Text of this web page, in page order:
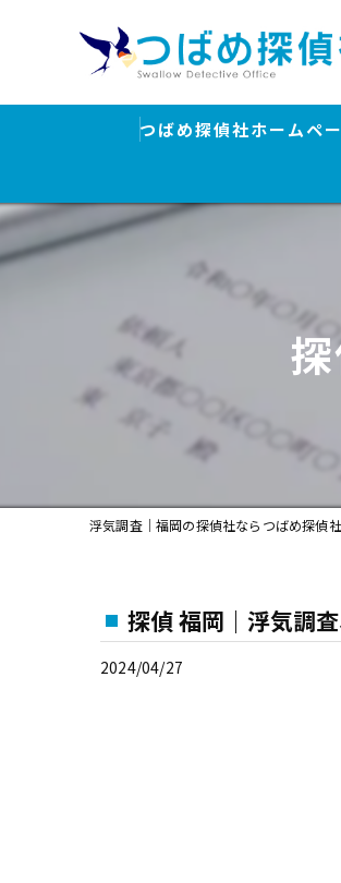
つばめ探偵社ホームペ
浮気調査｜福岡の探偵社ならつばめ探偵
探偵 福岡｜浮気調
2024/04/27